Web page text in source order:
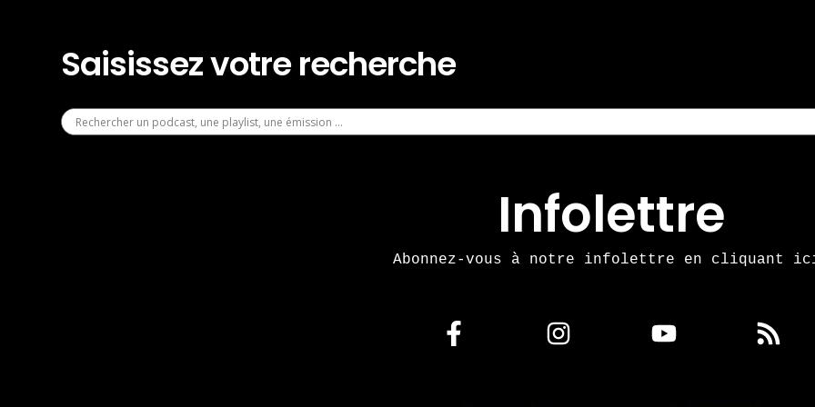
Saisissez votre recherche
Infolettre
Abonnez-vous à notre infolettre en cliquant